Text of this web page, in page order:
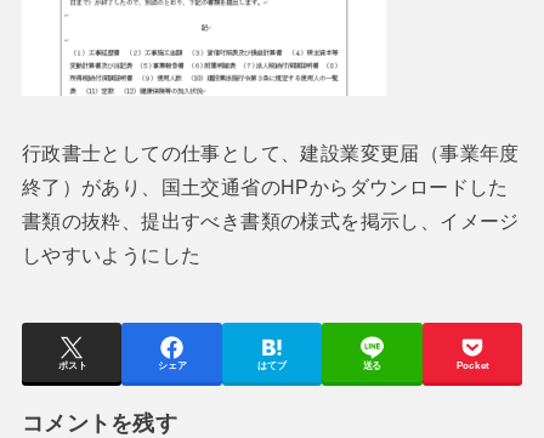
行政書士としての仕事として、建設業変更届（事業年度
終了）があり、国土交通省のHPからダウンロードした
書類の抜粋、提出すべき書類の様式を掲示し、イメージ
しやすいようにした
ポスト シェア はてブ 送る Pocket
コメントを残す